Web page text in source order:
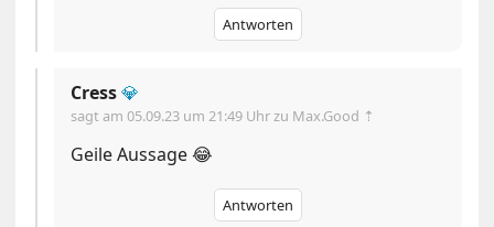
Antworten
Cress💎
sagt am05.09.23 um 21:49 Uhrzu Max.Good ⇡
Geile Aussage 😂
Antworten